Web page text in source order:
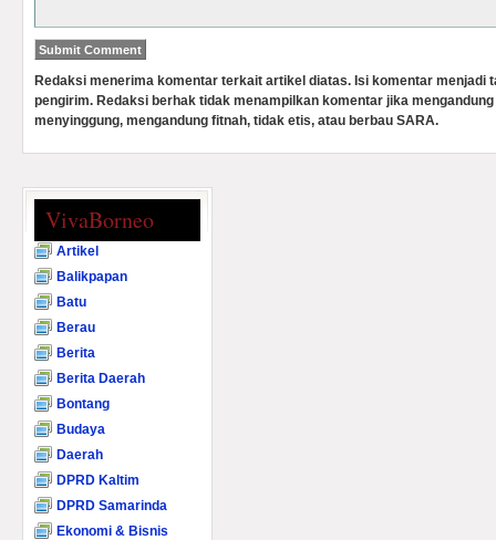
Redaksi menerima komentar terkait artikel diatas. Isi komentar menjadi
pengirim. Redaksi berhak tidak menampilkan komentar jika
menyinggung, mengandung fitnah, tidak etis, atau berbau SARA.
VivaBorneo
Artikel
Balikpapan
Batu
Berau
Berita
Berita Daerah
Bontang
Budaya
Daerah
DPRD Kaltim
DPRD Samarinda
Ekonomi & Bisnis